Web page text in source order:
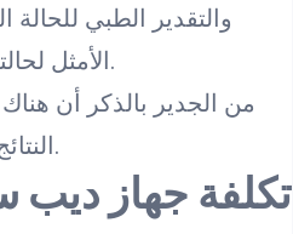
والتقدير الطبي للحالة
الأمثل لحالتك، ولكن يجب عليك استشارة الأطباء المتخصصين قبل اتخاذ قرار الشراء.
من الجدير بالذكر أن
النتائج، ولذلك يفضل أيضاً استكشاف الخيارات المتاحة قبل اتخاذ القرار النهائي.
تكلفة جهاز ديب